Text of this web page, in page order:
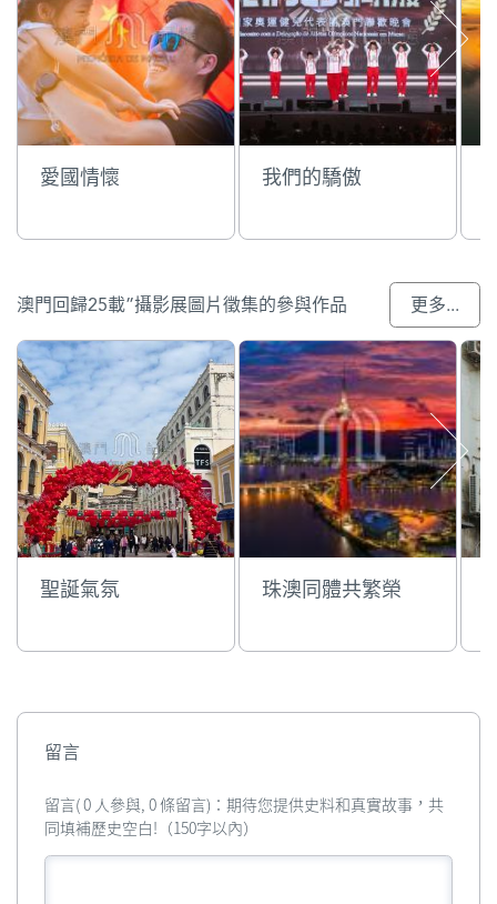
愛國情懷 我們的驕傲
澳門回歸25載”攝影展圖片徵集的參與作品 更多...
聖誕氣氛 珠澳同體共繁榮
留言
留言( 0 人參與, 0 條留言)：期待您提供史料和真實故事，共
同填補歷史空白!（150字以內）